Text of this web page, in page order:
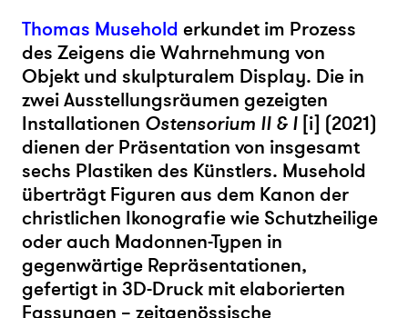
Thomas Musehold erkundet im Prozess
des Zeigens die Wahrnehmung von
Objekt und skulpturalem Display. Die in
zwei Ausstellungsräumen gezeigten
Installationen Ostensorium II & I [i] (2021)
dienen der Präsentation von insgesamt
sechs Plastiken des Künstlers. Musehold
überträgt Figuren aus dem Kanon der
christlichen Ikonografie wie Schutzheilige
oder auch Madonnen-Typen in
gegenwärtige Repräsentationen,
gefertigt in 3D-Druck mit elaborierten
Fassungen – zeitgenössische